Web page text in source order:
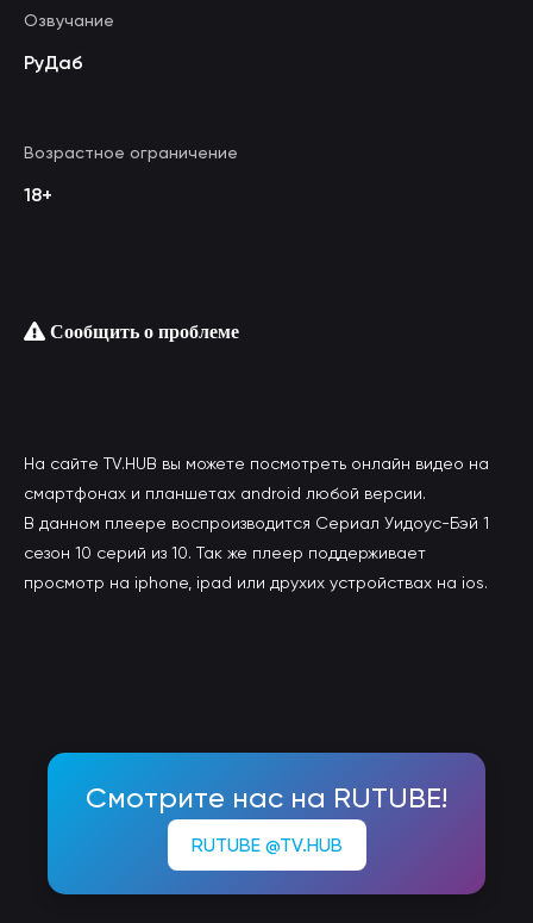
Озвучание
РуДаб
Возрастное ограничение
18+
Сообщить о проблеме
На сайте TV.HUB вы можете посмотреть онлайн видео на
смартфонах и планшетах android любой версии.
В данном плеере воспроизводится Сериал Уидоус-Бэй 1
сезон 10 серий из 10. Так же плеер поддерживает
просмотр на iphone, ipad или друхих устройствах на ios.
Смотрите нас на RUTUBE!
RUTUBE @TV.HUB